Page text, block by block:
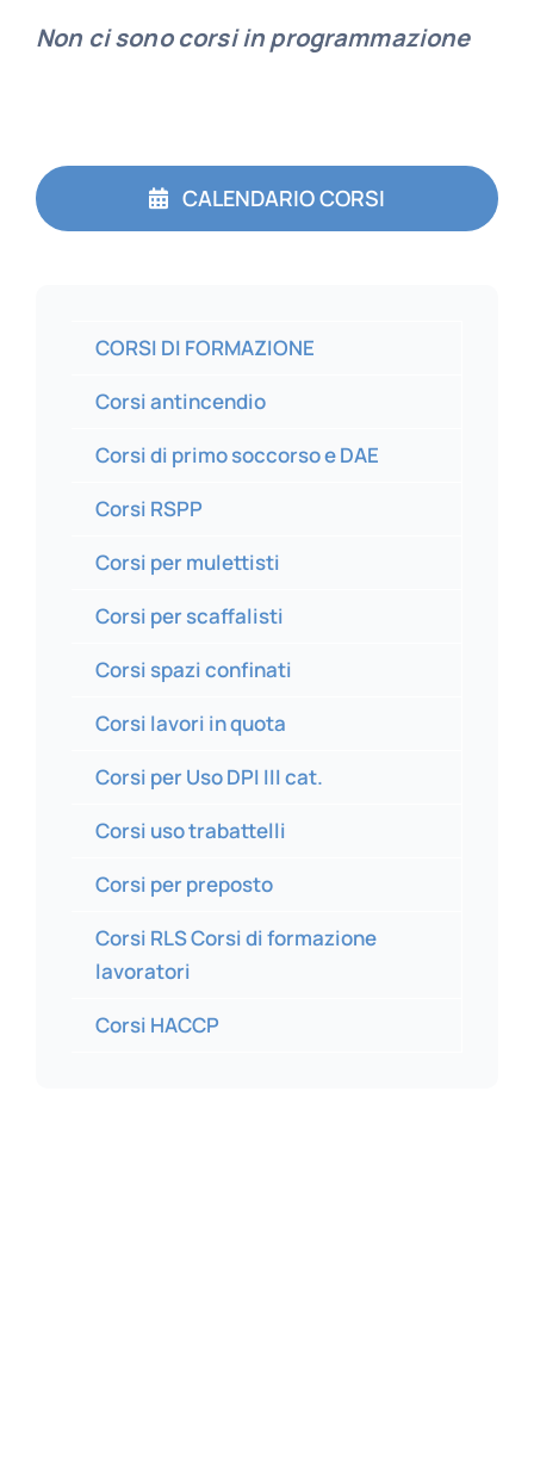
Non ci sono corsi in programmazione
CALENDARIO CORSI
CORSI DI FORMAZIONE
Corsi antincendio
Corsi di primo soccorso e DAE
Corsi RSPP
Corsi per mulettisti
Corsi per scaffalisti
Corsi spazi confinati
Corsi lavori in quota
Corsi per Uso DPI III cat.
Corsi uso trabattelli
Corsi per preposto
Corsi RLS Corsi di formazione
lavoratori
Corsi HACCP